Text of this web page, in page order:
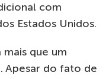
com
Estados Unidos.
que um
Apesar do fato de